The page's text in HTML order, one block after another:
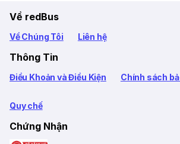
Về redBus
Về Chúng Tôi Liên hệ
Thông Tin
Điều Khoản và Điều Kiện Chính sách
Quy chế
Chứng Nhận